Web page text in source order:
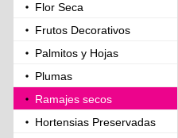
Flor Seca
Frutos Decorativos
Palmitos y Hojas
Plumas
Ramajes secos
Hortensias Preservadas